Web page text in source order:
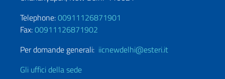
Telephone:00911126871901
Fax:00911126871902
Per domande generali: iicnewdelhi@esteri.it
Gli uffici della sede